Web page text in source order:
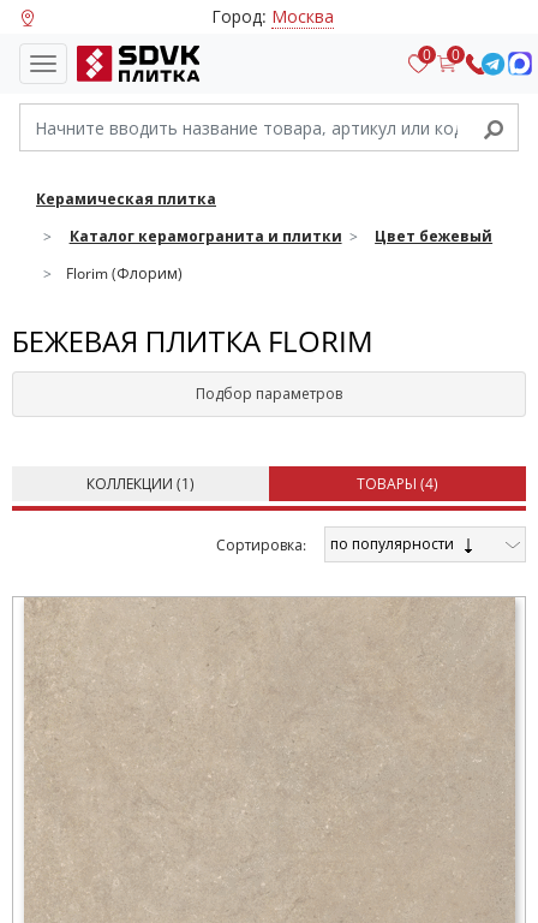
Город: Москва
0 0
Керамическая плитка
Каталог керамогранита и плитки
Цвет бежевый
Florim (Флорим)
БЕЖЕВАЯ ПЛИТКА FLORIM
Подбор параметров
КОЛЛЕКЦИИ (1) ТОВАРЫ (4)
Cортировка: по популярности